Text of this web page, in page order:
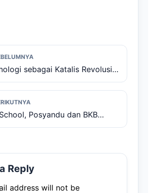
sebagai Katalis Revolusi
Posyandu dan BKB
Reply
address will not be